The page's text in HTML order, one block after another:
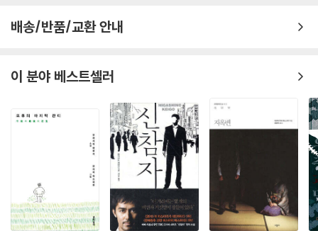
배송/반품/교환 안내
이 분야 베스트셀러